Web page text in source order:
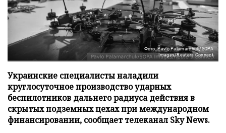
Фото: Pavlo Palamarchuk/SOPA
Images/Reuters Connect
Украинские специалисты наладили
круглосуточное производство ударных
беспилотников дальнего радиуса действия в
скрытых подземных цехах при международном
финансировании, сообщает телеканал Sky News.